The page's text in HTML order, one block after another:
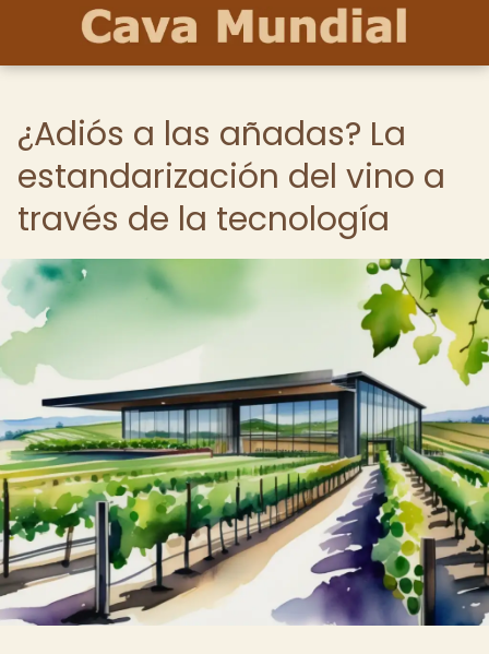
¿Adiós a las añadas? La
estandarización del vino a
través de la tecnología